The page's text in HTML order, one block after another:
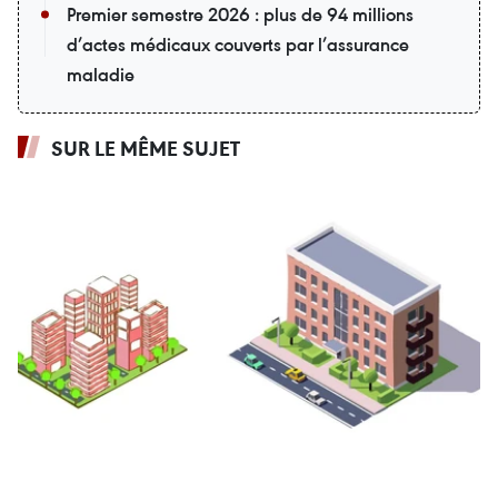
Premier semestre 2026 : plus de 94 millions
d’actes médicaux couverts par l’assurance
maladie
SUR LE MÊME SUJET